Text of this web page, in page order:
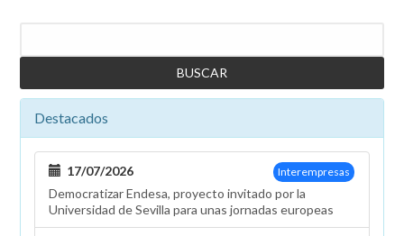
Destacados
Interempresas
17/07/2026
Democratizar Endesa, proyecto invitado por la
Universidad de Sevilla para unas jornadas europeas